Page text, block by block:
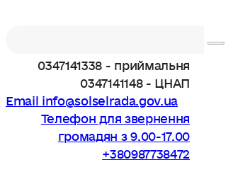
0347141338 - приймальня
0347141148 - ЦНАП
Email info@solselrada.gov.ua
Телефон для звернення
громадян з 9.00-17.00
+380987738472